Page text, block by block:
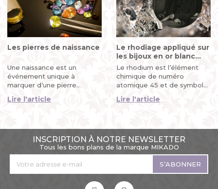
Les pierres de naissance
Une naissance est un
événement unique à
marquer d’une pierre
blanche... ou bleue, verte,
jaune, mais toujours...
Lire l'article
Le rhodiage appliqué sur
les bijoux en or blanc
MIKADO
Le rhodium est l’élément
chimique de numéro
atomique 45 et de symbole
Rh de la famille du platine. Il
a été découvert...
Lire l'article
INSCRIPTION À NOTRE NEWSLETTER
Tous les bons plans de la marque MIKADO
S’ABONNER